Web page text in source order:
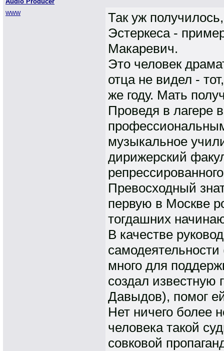
WWW
Так уж
Эстеркеса -
Макаревич.
Это человек
отца не видел -
же году. Мать
Проведя в лагере
музыкальное
дирижерский
Превосходный
первую в Москве
тогдашних
В качестве
много для
создал
Давыдов), помог
Нет ничего более
человека такой
совковой